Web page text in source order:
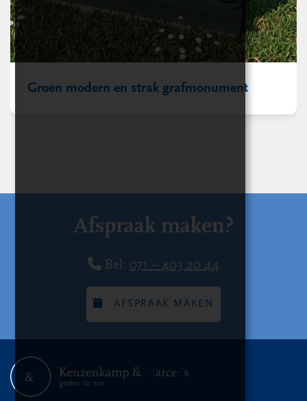
Groen modern en strak grafmonument
Afspraak maken?
Bel: 071 – 403 20 44
AFSPRAAK MAKEN